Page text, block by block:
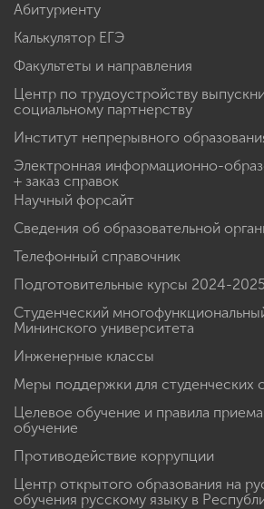
Абитуриенту
Калькулятор ЕГЭ
Факультеты и направления
Центр по трудоустройству
социальному партнерству
Институт непрерывного
Электронная информационно-
+ заказ справок
Научный форсайт
Сведения об образовательной
Телефонный справочник
Подготовительные курсы 2024-2025
Студенческий
Мининского университета
Инженерные классы
Меры поддержки для студенческих
Целевое обучение и правила
обучение
Противодействие коррупции
Центр открытого образования на
обучения русскому языку в